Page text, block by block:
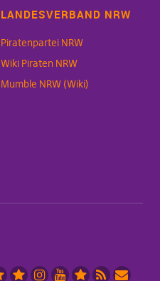
LANDESVERBAND NRW
Piratenpartei NRW
Wiki Piraten NRW
Mumble NRW (Wiki)